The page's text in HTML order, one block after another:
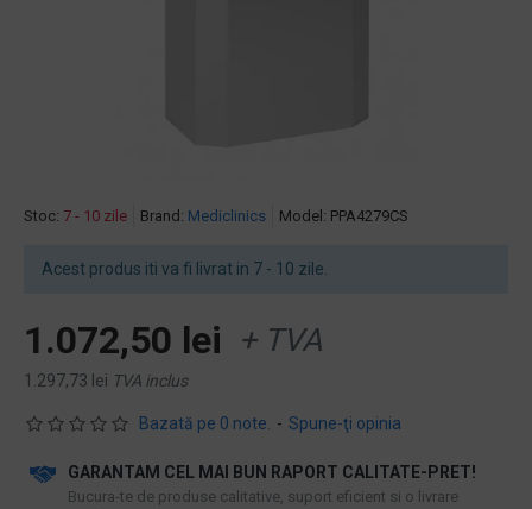
Stoc: 7 - 10 zile Brand: Mediclinics Model: PPA4279CS
Acest produs iti va fi livrat in 7 - 10 zile.
Bazată pe 0 note. - Spune-ţi opinia
1.072,50 lei + TVA
1.297,73 lei TVA inclus
GARANTAM CEL MAI BUN RAPORT CALITATE-PRET!
​Bucura-te de produse calitative, suport eficient si o livrare